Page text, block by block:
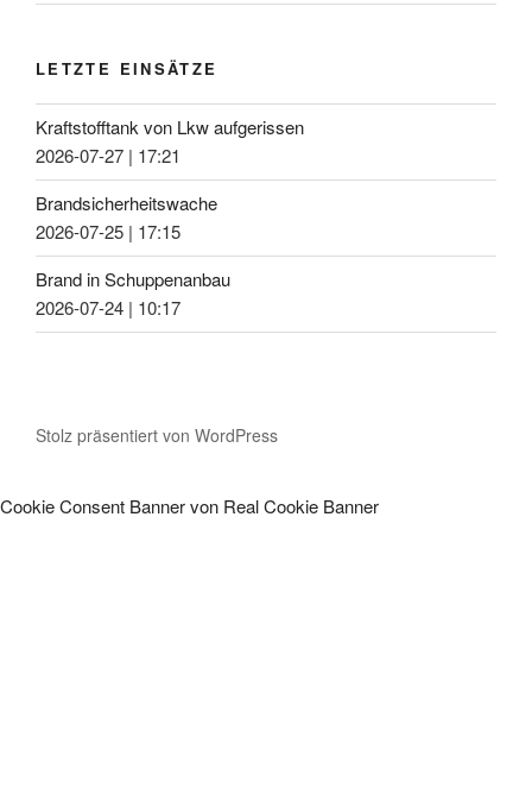
LETZTE EINSÄTZE
Kraftstofftank von Lkw aufgerissen
2026-07-27 | 17:21
Brandsicherheitswache
2026-07-25 | 17:15
Brand in Schuppenanbau
2026-07-24 | 10:17
Stolz präsentiert von WordPress
Cookie Consent Banner von Real Cookie Banner